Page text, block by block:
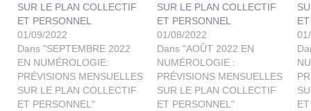
SUR LE PLAN COLLECTIF
ET PERSONNEL
01/09/2022
Dans "SEPTEMBRE 2022
EN NUMÉROLOGIE:
PRÉVISIONS MENSUELLES
SUR LE PLAN COLLECTIF
ET PERSONNEL"
SUR LE PLAN COLLECTIF
ET PERSONNEL
01/08/2022
Dans "AOÛT 2022 EN
NUMÉROLOGIE :
PRÉVISIONS MENSUELLES
SUR LE PLAN COLLECTIF
ET PERSONNEL"